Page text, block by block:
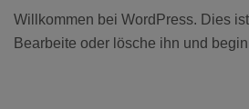
Willkommen bei WordPress. Dies
Bearbeite oder lösche ihn und